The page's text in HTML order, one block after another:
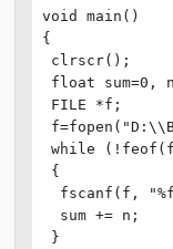
SKadr *temp
temp->Next =
temp->Prior
Kadr->Next =
Kadr->Prior
  Kadr = temp;
}
void
void main()
{
clrscr();
float sum=0,
FILE *f;
while
{
fscanf(f,
  sum += n;
}